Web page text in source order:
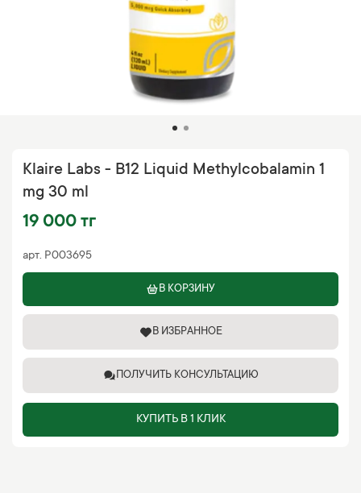
арт. P003695
Klaire Labs - B12 Liquid Methylcobalamin 1
mg 30 ml
19 000 тг
В КОРЗИНУ
В ИЗБРАННОЕ
ПОЛУЧИТЬ КОНСУЛЬТАЦИЮ
КУПИТЬ В 1 КЛИК